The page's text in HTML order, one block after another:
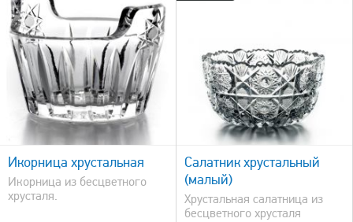
Икорница хрустальная
Икорница из бесцветного
хрусталя.
быстрый просмотр
Салатник хрустальный
(малый)
Хрустальная салатница из
бесцветного хрусталя